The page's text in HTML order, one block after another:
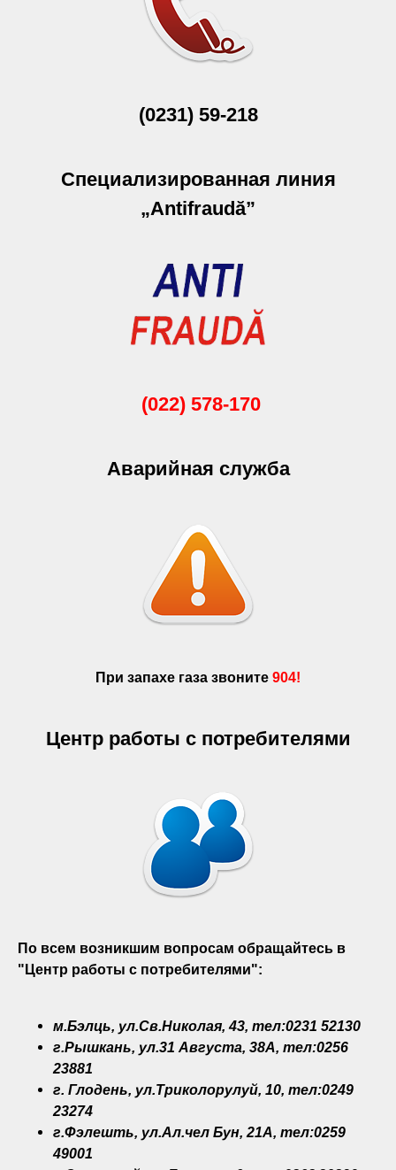
(0231) 59-218
Специализированная линия
„Antifraudă”
(022) 578-170
Аварийная служба
При запахе газа звоните 904!
Центр работы с потребителями
По всем возникшим вопросам обращайтесь в
"Центр работы с потребителями":
м.Бэлць, ул.Св.Николая, 43, тел:0231 52130
г.Рышкань, ул.31 Августа, 38A, тел:0256
23881
г. Глодень, ул.Триколорулуй, 10, тел:0249
23274
г.Фэлешть, ул.Ал.чел Бун, 21A, тел:0259
49001